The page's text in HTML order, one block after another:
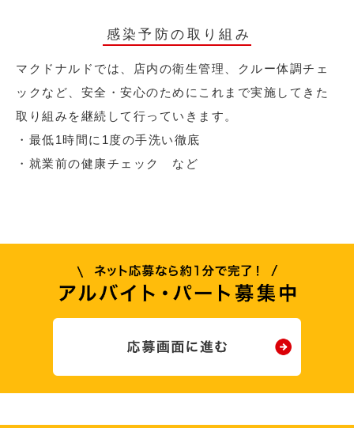
感染予防の取り組み
マクドナルドでは、店内の衛生管理、クルー体調チェ
ックなど、安全・安心のためにこれまで実施してきた
取り組みを継続して行っていきます。
・最低1時間に1度の手洗い徹底
・就業前の健康チェック など